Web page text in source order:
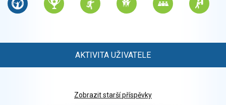
AKTIVITA UŽIVATELE
Zobrazit starší příspěvky